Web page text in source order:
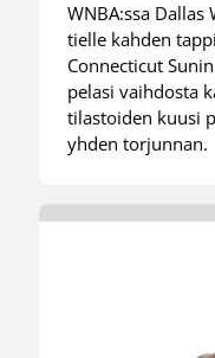
WNBA:ssa
tielle kahden
Connecticut
pelasi vaihdosta
tilastoiden kuusi
yhden torjunnan.